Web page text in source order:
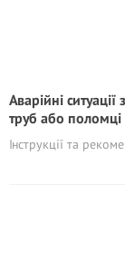
Аварійні
труб або поломці
Інструкції та